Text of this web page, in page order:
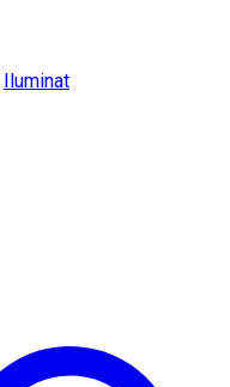
Iluminat